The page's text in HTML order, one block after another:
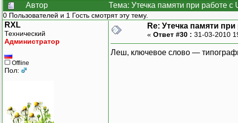
Автор
Тема: Утечка памяти при работе
0 Пользователей и 1 Гость смотрят эту тему.
RXL
Технический
Администратор
Offline
Пол:
Re: Утечка памяти при
« Ответ #30 : 31-03-2010
Леш, ключевое слово —